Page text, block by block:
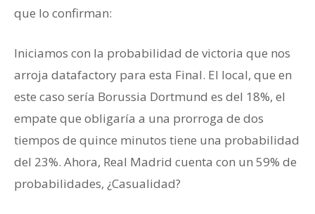
que lo confirman:
Iniciamos con la probabilidad de victoria que nos
arroja datafactory para esta Final. El local, que en
este caso sería Borussia Dortmund es del 18%, el
empate que obligaría a una prorroga de dos
tiempos de quince minutos tiene una probabilidad
del 23%. Ahora, Real Madrid cuenta con un 59% de
probabilidades, ¿Casualidad?